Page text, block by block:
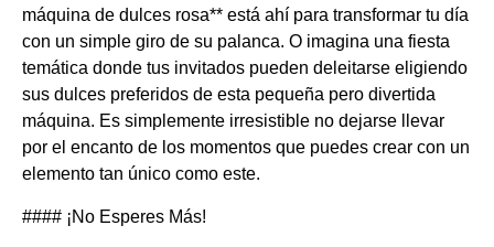
máquina de dulces rosa** está ahí para transformar tu día
con un simple giro de su palanca. O imagina una fiesta
temática donde tus invitados pueden deleitarse eligiendo
sus dulces preferidos de esta pequeña pero divertida
máquina. Es simplemente irresistible no dejarse llevar
por el encanto de los momentos que puedes crear con un
elemento tan único como este.
#### ¡No Esperes Más!